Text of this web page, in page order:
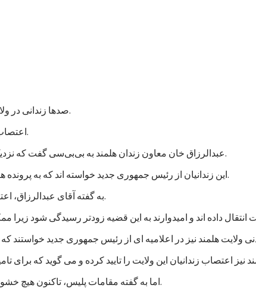
صدها زندانی در ولایت هلمند در جنوب افغانستان اعتصاب غذایی کردند.
اعتصاب غذای این زندانیان امروز وارد چهارمین روزش شد.
عبدالرزاق خان معاون زندان هلمند به بی‌بی‌سی گفت که نزدیک به هزار زندانی در این زندان اعتصاب غذایی کردند.
این زندانیان از رئیس جمهوری جدید خواسته اند که به پرونده های آنها رسیدگی شود و در مجازات شان تخفیف بیاید.
به گفته آقای عبدالرزاق، اعتصاب کنندگان شامل زندانیان جنایی و سیاسی است.
اما به گفته مقامات پلیس، تاکنون هیچ خشونتی در جریان اعتصاب زندانیان هلمند رخ نداده است.